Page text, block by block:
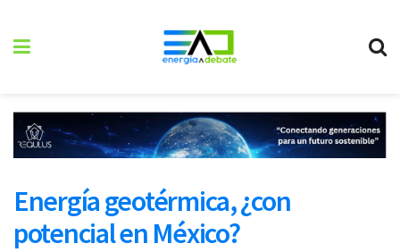
Energía geotérmica, ¿con
potencial en México?